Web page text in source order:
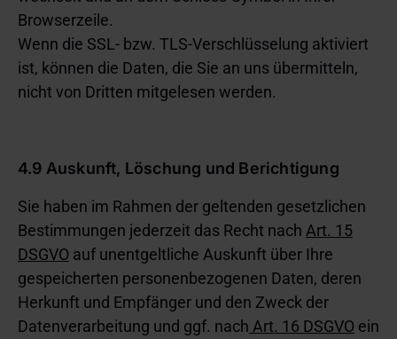
Browserzeile.
Wenn die SSL- bzw. TLS-Verschlüsselung aktiviert
ist, können die Daten, die Sie an uns übermitteln,
nicht von Dritten mitgelesen werden.
4.9 Auskunft, Löschung und Berichtigung
Sie haben im Rahmen der geltenden gesetzlichen
Bestimmungen jederzeit das Recht nach Art. 15
DSGVO auf unentgeltliche Auskunft über Ihre
gespeicherten personenbezogenen Daten, deren
Herkunft und Empfänger und den Zweck der
Datenverarbeitung und ggf. nach Art. 16 DSGVO ein